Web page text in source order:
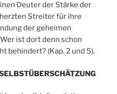
Deuter der Stärke der
Streiter für ihre
der geheimen
ist dort denn schon
behindert? (Kap. 2 und 5).